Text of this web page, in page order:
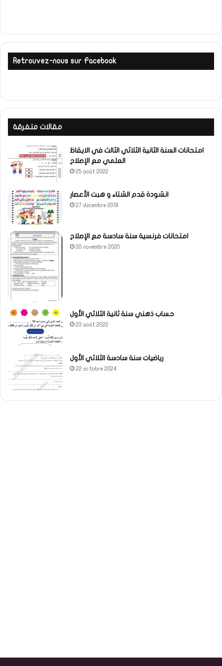
Retrouvez-nous sur Facebook
مقالات متفرقة
امتحانات السنة الثانية الثلاثي الثالث في الايقاظ
العلمي مع الإصلاح
25 août 2022
انشودة قدم الشتاء و هبت الأعصار
27 décembre 2019
امتحانات فرنسية سنة سادسة مع الإصلاح
20 novembre 2020
حساب ذهني سنة ثانية الثلاثي الأول
23 août 2022
رياضيات سنة سادسة الثلاثي الأول
22 octobre 2024